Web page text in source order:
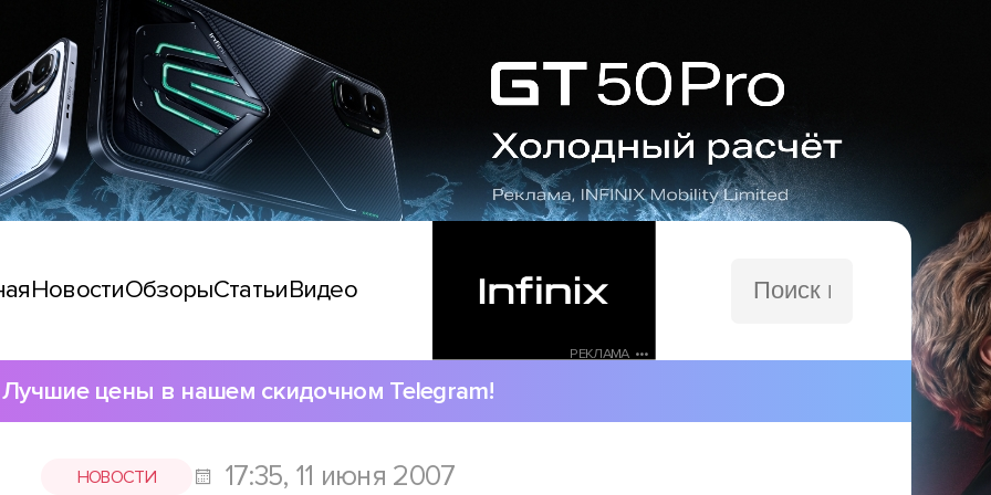
НовостиОбзорыСтатьиВидео
РЕКЛАМА •••
сайту
Лучшие цены в нашем скидочном Telegram!
НОВОСТИ 17:35, 11 июня 2007